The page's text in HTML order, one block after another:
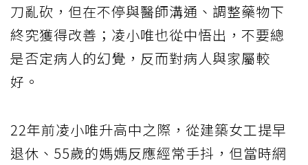
刀亂砍，但在不停與醫師溝通、調整藥物下
終究獲得改善；凌小唯也從中悟出，不要總
是否定病人的幻覺，反而對病人與家屬較
好。
22年前凌小唯升高中之際，從建築女工提早
退休、55歲的媽媽反應經常手抖，但當時網